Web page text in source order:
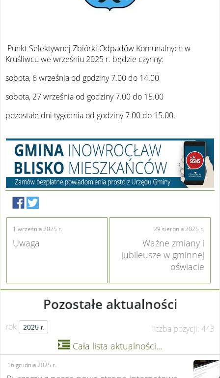
Punkt Selektywnej Zbiórki Odpadów Komunalnych w
Kruśliwcu we wrześniu 2025 r. będzie czynny:
sobota, 6 września od godziny 7.00 do 14.00
sobota, 27 września od godziny 7.00 do 15.00
pozostałe dni tygodnia od godziny 7.00 do 15.00.
1 września 2025 r.
Uwaga
29 sierpnia 2025 r.
Ważne zmiany i
jubileusze w gminnej
oświacie
Pozostałe aktualności
rok liczba pozycji: 443
 Cała lista aktualności...
16 grudnia 2025 r.